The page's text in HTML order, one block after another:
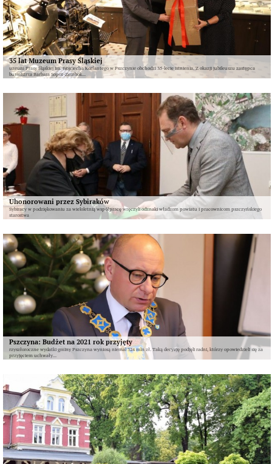
35 lat Muzeum Prasy Śląskiej
uzeum Prasy Śląskiej im. Wojciecha Korfantego w Pszczynie obchodzi 35-lecie istnienia. Z okazji jubileuszu zastępca
burmistrza Barbara Sopot-Zembok...
Uhonorowani przez Sybiraków
Sybiracy w podziękowaniu za wieloletnią współpracę wręczyli odznaki władzom powiatu i pracownicom pszczyńskiego
starostwa
Pszczyna: Budżet na 2021 rok przyjęty
rzyszłoroczne wydatki gminy Pszczyna wyniosą niemal 324 mln zł. Taką decyzję podjęli radni, którzy opowiedzieli się za
przyjęciem uchwały...